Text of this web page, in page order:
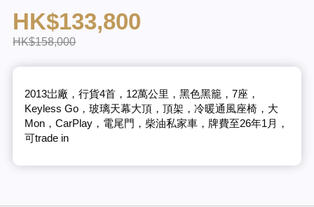
HK$133,800
HK$158,000
2013岀廠，行貨4首，12萬公里，黑色黑籠，7座，
Keyless Go，玻璃天幕大頂，頂架，冷暖通風座椅，大
Mon，CarPlay，電尾門，柴油私家車，牌費至26年1月，
可trade in